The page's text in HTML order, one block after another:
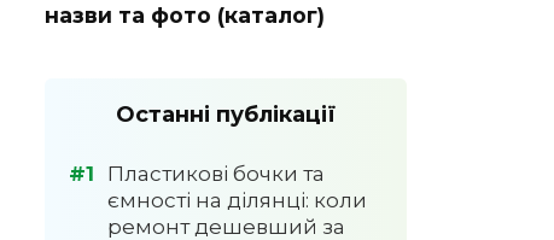
назви та фото (каталог)
Останні публікації
Пластикові бочки та
ємності на ділянці: коли
ремонт дешевший за